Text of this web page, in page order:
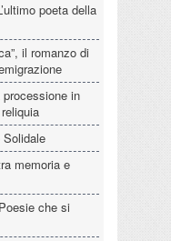
poeta della
il romanzo di
in
Solidale
memoria e
che si